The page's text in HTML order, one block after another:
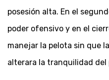
posesión alta. En el
poder ofensivo y en el
manejar la pelota sin que
alterara la tranquilidad del